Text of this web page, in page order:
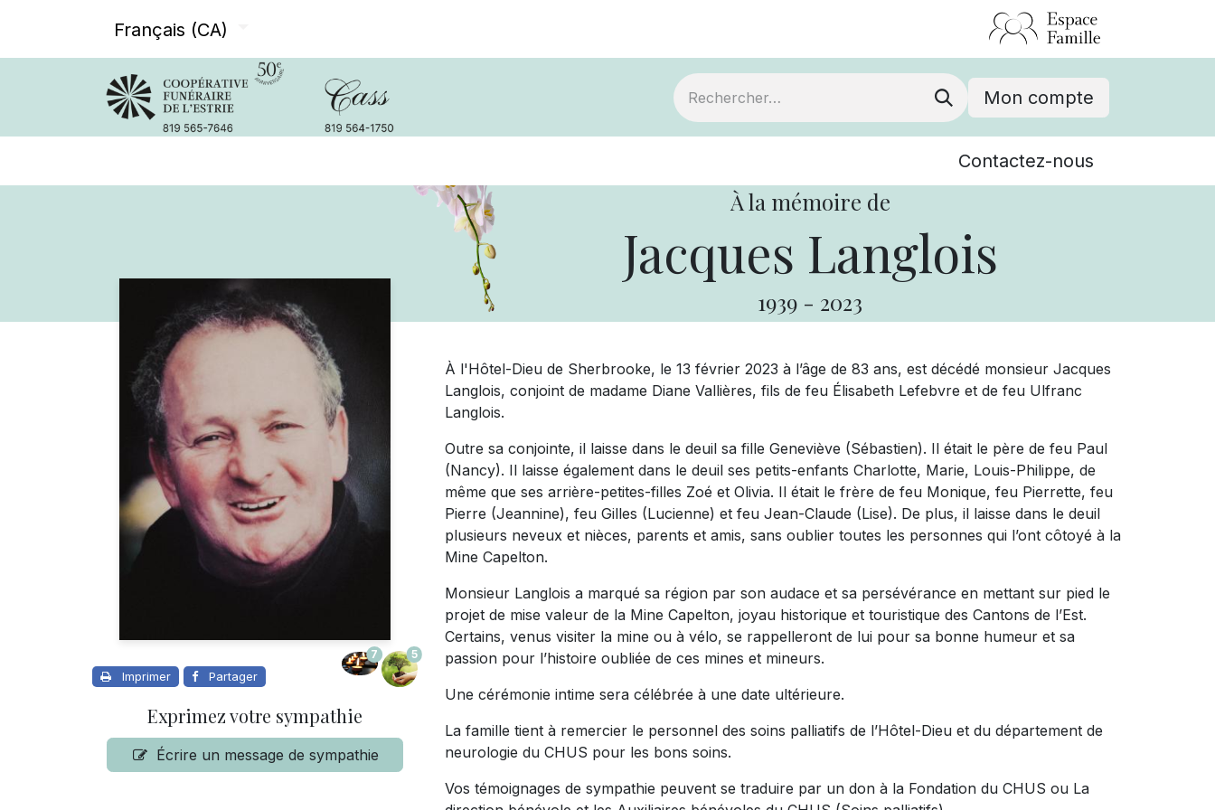
Français (CA)
Mon compte
Événements
Contactez-nous
À la mémoire de
Jacques Langlois
1939 - 2023
Imprimer Partager
7 5
Exprimez votre sympathie
Écrire un message de sympathie
À l'Hôtel-Dieu de Sherbrooke, le 13 février 2023 à l’âge de 83 ans, est décédé monsieur Jacques
Langlois, conjoint de madame Diane Vallières, fils de feu Élisabeth Lefebvre et de feu Ulfranc
Langlois.
Outre sa conjointe, il laisse dans le deuil sa fille Geneviève (Sébastien). Il était le père de feu Paul
(Nancy). Il laisse également dans le deuil ses petits-enfants Charlotte, Marie, Louis-Philippe, de
même que ses arrière-petites-filles Zoé et Olivia. Il était le frère de feu Monique, feu Pierrette, feu
Pierre (Jeannine), feu Gilles (Lucienne) et feu Jean-Claude (Lise). De plus, il laisse dans le deuil
plusieurs neveux et nièces, parents et amis, sans oublier toutes les personnes qui l’ont côtoyé à la
Mine Capelton.
Monsieur Langlois a marqué sa région par son audace et sa persévérance en mettant sur pied le
projet de mise valeur de la Mine Capelton, joyau historique et touristique des Cantons de l’Est.
Certains, venus visiter la mine ou à vélo, se rappelleront de lui pour sa bonne humeur et sa
passion pour l’histoire oubliée de ces mines et mineurs.
Une cérémonie intime sera célébrée à une date ultérieure.
La famille tient à remercier le personnel des soins palliatifs de l’Hôtel-Dieu et du département de
neurologie du CHUS pour les bons soins.
Vos témoignages de sympathie peuvent se traduire par un don à la Fondation du CHUS ou La